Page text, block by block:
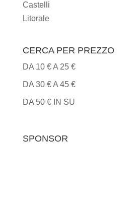
Castelli
Litorale
CERCA PER PREZZO
DA 10 € A 25 €
DA 30 € A 45 €
DA 50 € IN SU
SPONSOR